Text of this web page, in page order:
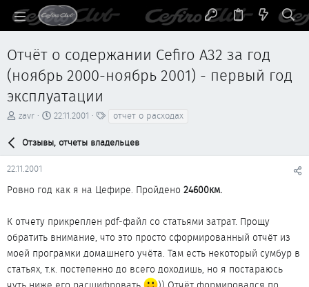
Отчёт о содержании Cefiro A32 за год
(ноябрь 2000-ноябрь 2001) - первый год
эксплуатации
А
р
т
е
zavr
Д
т
а
ч
а
22.11.2001
г
отчет о расходах
Отзывы, отчеты владельцев
22.11.2001
Ровно год как я на Цефире. Пройдено 24600км.
К отчету прикреплен pdf-файл со статьями затрат. Прощу
обратить внимание, что это просто сформированный отчёт из
моей програмки домашнего учёта. Там есть некоторый сумбур в
статьях, т.к. постепенно до всего доходишь, но я постараюсь